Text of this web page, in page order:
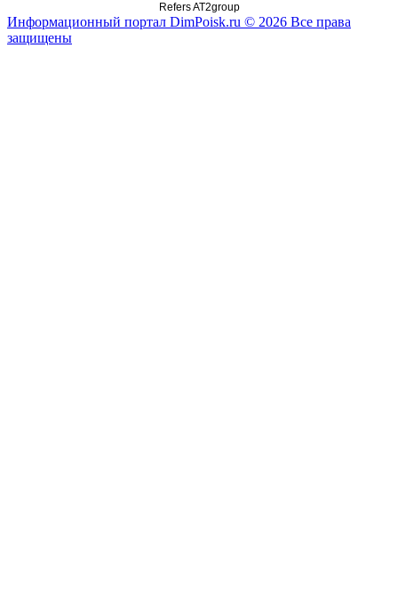
Refers AT2group
Информационный портал DimPoisk.ru © 2026 Все права
защищены